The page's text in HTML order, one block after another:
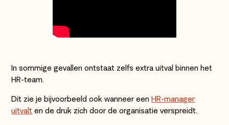
In sommige gevallen ontstaat zelfs extra uitval binnen het
HR-team.
Dit zie je bijvoorbeeld ook wanneer eenHR-manager
uitvalt en de druk zich door de organisatie verspreidt.